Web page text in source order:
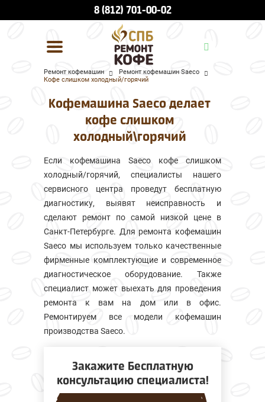
УСЛУГИ И ЦЕНЫ
О КОМПАНИИ
ВСЕ БРЕНДЫ
КОНТАКТЫ
8 (812) 701-00-02
Ремонт кофемашин
Ремонт кофемашин Saeco
Кофе слишком холодный/горячий
Кофемашина Saeco делает
кофе слишком
холодный\горячий
Если кофемашина Saeco кофе слишком
холодный/горячий, специалисты нашего
сервисного центра проведут бесплатную
диагностику, выявят неисправность и
сделают ремонт по самой низкой цене в
Санкт-Петербурге. Для ремонта кофемашин
Saeco мы используем только качественные
фирменные комплектующие и современное
диагностическое оборудование. Также
специалист может выехать для проведения
ремонта к вам на дом или в офис.
Ремонтируем все модели кофемашин
производства Saeco.
Закажите Бесплатную
консультацию специалиста!